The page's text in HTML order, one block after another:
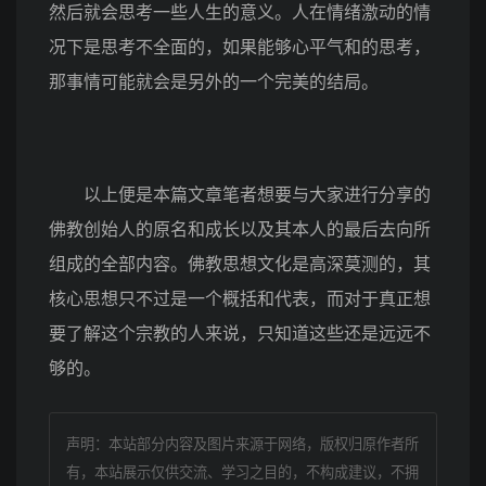
然后就会思考一些人生的意义。人在情绪激动的情
况下是思考不全面的，如果能够心平气和的思考，
那事情可能就会是另外的一个完美的结局。
以上便是本篇文章笔者想要与大家进行分享的
佛教创始人的原名和成长以及其本人的最后去向所
组成的全部内容。佛教思想文化是高深莫测的，其
核心思想只不过是一个概括和代表，而对于真正想
要了解这个宗教的人来说，只知道这些还是远远不
够的。
声明：本站部分内容及图片来源于网络，版权归原作者所
有，本站展示仅供交流、学习之目的，不构成建议，不拥